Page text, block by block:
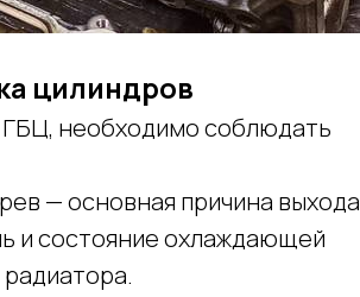
цилиндров
необходимо соблюдать
— основная причина выхода
и состояние охлаждающей